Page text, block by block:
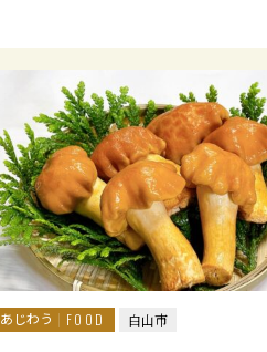
あじわう FOOD 白山市